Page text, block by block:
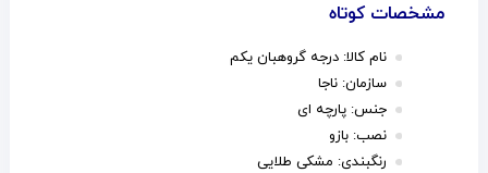
مشخصات کوتاه
نام کالا: درجه گروهبان یکم
سازمان: ناجا
جنس: پارچه ای
نصب: بازو
رنگبندی: مشکی طلایی